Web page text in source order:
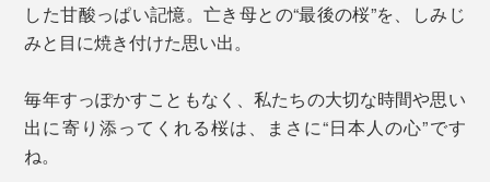
した甘酸っぱい記憶。亡き母との“最後の桜”を、しみじ
みと目に焼き付けた思い出。
毎年すっぽかすこともなく、私たちの大切な時間や思い
出に寄り添ってくれる桜は、まさに“日本人の心”です
ね。